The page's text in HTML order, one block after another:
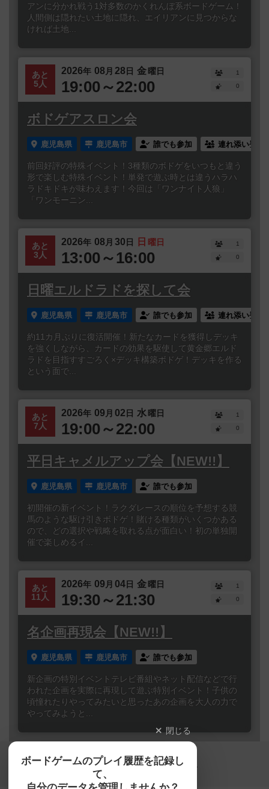
アンに分かれ戦う1対多数のかくれんぼ系ボードゲーム！
人間側は隠れたい土地に隠れ、エイリアンに見つからな
ければ土地...
あと
5人
2026年 08 月 28日 金曜日
19:00～22:00
1
0
ボドゲアスロン会
鹿児島県 鹿児島市 誰でも参加 連れ添い登録
前回好評の特殊イベント！3種類のボドゲをいつもと違う
形で楽しむ特殊イベント！単発で遊ぶ時とは違うハラハ
ラドキドキが味わえます！今回は「ワンナイト人狼」
「ワンモーニン...
あと
3人
2026年 08 月 30日 日 曜日
13:00～16:00
1
0
日曜エルドラドを探して会
鹿児島県 鹿児島市 誰でも参加 連れ添い登録
約11カ月ぶりに復活開催！新たなカードを獲得しデッキ
を強くしながら、カードの効果を駆使して黄金郷エルド
ラドを目指すすごろく×デッキ構築ボドゲ！デッキを作る
という面で...
あと
7人
2026年 09 月 02日 水曜日
19:00～22:00
1
0
平日キャメルアップ会【NEW!!】
鹿児島県 鹿児島市 誰でも参加
初開催の新イベント！ラクダレースの順位を予想する競
馬のような駆け引きボドゲ！賭ける種類がいくつかある
ので、どの選択や戦略を取れる点が面白い！初の単独開
催で楽しめるイ...
あと
11人
2026年 09 月 04日 金曜日
19:30～21:30
1
0
名企画再現会【NEW!!】
鹿児島県 鹿児島市 誰でも参加
新企画の特別イベントテレビ番組やネット配信などで行
われた企画を実際に再現して遊ぶ特別イベント！子供の
頃憧れたりやってみたいと思ったあの企画を大人の力で
やってみようと...
閉じる
ボードゲームのプレイ履歴を記録し
て、
【ボドゲーマ】ボードゲームの総合情報サイト